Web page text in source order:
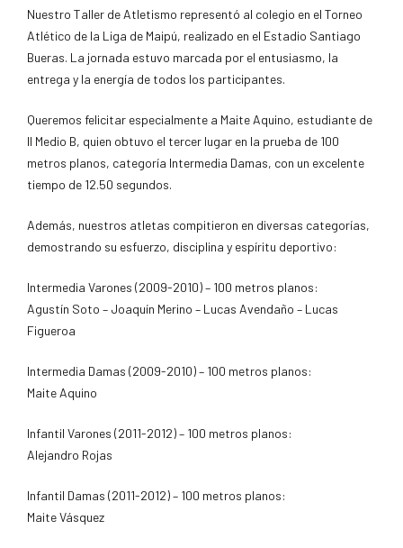
Nuestro Taller de Atletismo representó al colegio en el Torneo
Atlético de la Liga de Maipú, realizado en el Estadio Santiago
Bueras. La jornada estuvo marcada por el entusiasmo, la
entrega y la energía de todos los participantes.
Queremos felicitar especialmente a Maite Aquino, estudiante de
II Medio B, quien obtuvo el tercer lugar en la prueba de 100
metros planos, categoría Intermedia Damas, con un excelente
tiempo de 12.50 segundos.
Además, nuestros atletas compitieron en diversas categorías,
demostrando su esfuerzo, disciplina y espíritu deportivo:
Intermedia Varones (2009-2010) – 100 metros planos:
Agustín Soto – Joaquín Merino – Lucas Avendaño – Lucas
Figueroa
Intermedia Damas (2009-2010) – 100 metros planos:
Maite Aquino
Infantil Varones (2011-2012) – 100 metros planos:
Alejandro Rojas
Infantil Damas (2011-2012) – 100 metros planos:
Maite Vásquez